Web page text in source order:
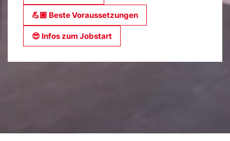
💪🏼 Beste Voraus­setzungen
😎 Infos zum Jobstart